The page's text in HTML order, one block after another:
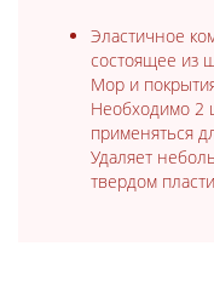
Эластичное
состоящее из
Mop и
Необходимо 2
применяться
Удаляет
твердом